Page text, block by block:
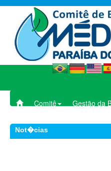
Comitê Gestão da
Not�cias